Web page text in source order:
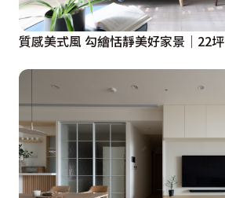
質感美式風 勾繪恬靜美好家景│22坪